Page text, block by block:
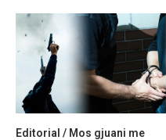
Editorial / Mos gjuani me